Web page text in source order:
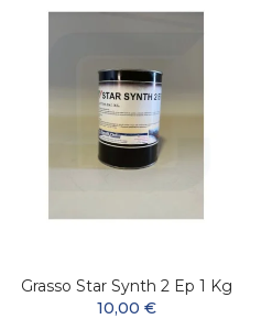
Grasso Star Synth 2 Ep 1 Kg
10,00 €